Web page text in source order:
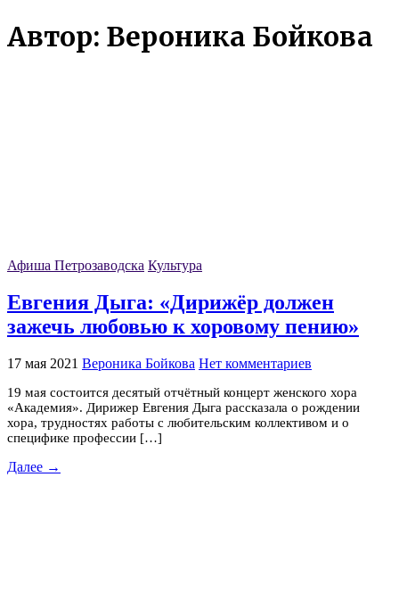
Автор: Вероника Бойкова
Афиша Петрозаводска Культура
Евгения Дыга: «Дирижёр должен
зажечь любовью к хоровому пению»
17 мая 2021 Вероника Бойкова Нет комментариев
19 мая состоится десятый отчётный концерт женского хора
«Академия». Дирижер Евгения Дыга рассказала о рождении
хора, трудностях работы с любительским коллективом и о
специфике профессии […]
Далее →